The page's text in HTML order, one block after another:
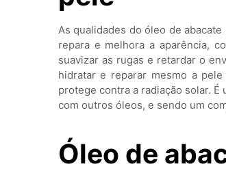
As qualidades do óleo de
repara e melhora a aparência,
suavizar as rugas e retardar o
hidratar e reparar mesmo a
protege contra a radiação solar.
com outros óleos, e sendo um
Óleo de